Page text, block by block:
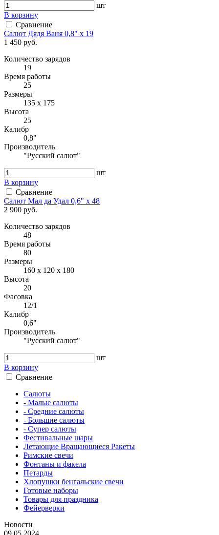
шт
В корзину
Сравнение
Салют Дядя Ваня 0,8" х 19
1 450 руб.
Количество зарядов
19
Время работы
25
Размеры
135 х 175
Высота
25
Калибр
0,8"
Производитель
"Русский салют"
шт
В корзину
Сравнение
Салют Мал да Удал 0,6" х 48
2 900 руб.
Количество зарядов
48
Время работы
80
Размеры
160 х 120 х 180
Высота
20
Фасовка
12/1
Калибр
0,6"
Производитель
"Русский салют"
шт
В корзину
Сравнение
Салюты
- Малые салюты
- Средние салюты
- Большие салюты
- Супер салюты
Фестивальные шары
Летающие Вращающиеся Ракеты
Римские свечи
Фонтаны и факела
Петарды
Хлопушки бенгальские свечи
Готовые наборы
Товары для праздника
Фейерверки
Новости
09.05.2024